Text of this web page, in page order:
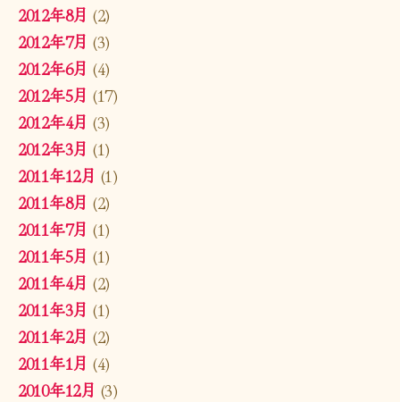
2012年8月 (2)
2012年7月 (3)
2012年6月 (4)
2012年5月 (17)
2012年4月 (3)
2012年3月 (1)
2011年12月 (1)
2011年8月 (2)
2011年7月 (1)
2011年5月 (1)
2011年4月 (2)
2011年3月 (1)
2011年2月 (2)
2011年1月 (4)
2010年12月 (3)